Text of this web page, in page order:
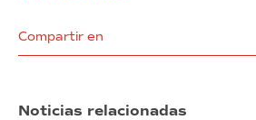
Compartir en
Noticias relacionadas